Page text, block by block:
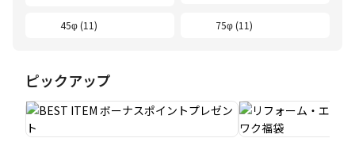
45φ (11) 75φ (11)
ピックアップ